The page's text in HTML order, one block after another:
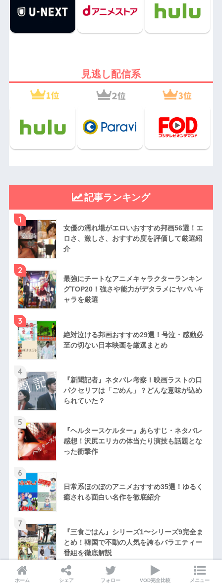
見逃し配信系
記事ランキング
1
女優の濡れ場がエロいおすすめ邦画56選！エ
ロさ、激しさ、おすすめ度を評価して厳選紹
介
2
最強にチートなアニメキャラクターランキン
グTOP20！強さや能力がデタラメにヤバいキ
ャラを厳選
3
絶対泣ける邦画おすすめ29選！号泣・感動必
至の切ない日本映画を厳選まとめ
4
『新聞記者』ネタバレ考察！映画ラストの口
パクセリフは「ごめん」？どんな意味が込め
られていた？
5
『ヘルタースケルター』あらすじ・ネタバレ
感想！沢尻エリカの体当たり演技も話題とな
った衝撃作
6
日常系ほのぼのアニメおすすめ35選！ゆるく
癒される面白い名作を徹底紹介
7
『三食ごはん』シリーズ1〜シリーズ9完全ま
とめ！韓国で不動の人気を誇るバラエティー
番組を徹底解説
8
短い映画おすすめ44選！短編アニメから80～
ホーム シェア フォロー VOD完全比較 メニュー